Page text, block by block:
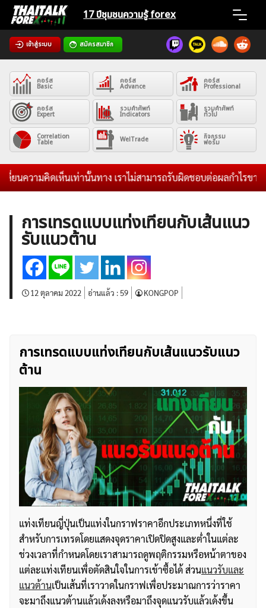
Skip
content
17 ปีชุมชนความรู้ forex
เข้าสู่ระบบ สมัครสมาชิก
Home
News
Articles
VPS Register
ค้นหา
สำหรับ:
คอร์ส
Basic
คอร์ส
Advance
คอร์ส
Professional
คอร์ส
Expert
รวมคำศัพท์
Indicators
รวมคำศัพท์
ทั่วไป
Correlation
Table WelTrade กิจกรรม
ฟอรั่ม
วามคิดเห็นเท่านั้นทาง เราไม่สามารถรับผิดชอบต่อผลกำไรขาดทุนข
การเทรดแบบแท่งเทียนกับเส้นแนว
รับแนวต้าน
12 ตุลาคม 2022 อ่านแล้ว :59 KONGPOP
การเทรดแบบแท่งเทียนกับเส้นแนวรับแนว
ต้าน
แท่งเทียนญี่ปุ่นเป็นแท่งในกราฟราคาอีกประเภทหนึ่งที่ใช้
สำหรับการเทรดโดยแสดงจุดราคาเปิดปิดสูงและต่ำในแต่ละ
ช่วงเวลาที่กำหนดโดยเราสามารถดูพฤติกรรมหรือหน้าตาของ
แต่ละแท่งเทียนเพื่อตัดสินใจในการเข้าซื้อได้ ส่วนแนวรับและ
แนวต้านเป็นเส้นที่เราวาดในกราฟเพื่อประมาณการว่าราคา
จะมาถึงแนวต้านแล้วเด้งลงหรือมาถึงจุดแนวรับแล้วเด้งขึ้น